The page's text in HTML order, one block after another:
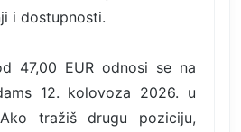
i dostupnosti.
47,00 EUR odnosi se na
12. kolovoza 2026. u
tražiš drugu poziciju,